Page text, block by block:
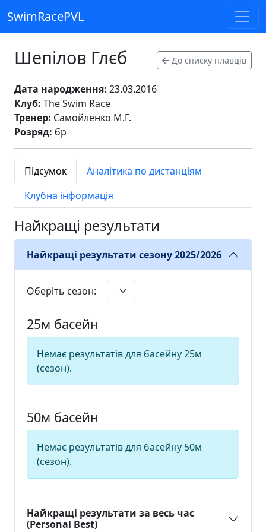
SwimRacePVL
Шепілов Глєб До списку плавців
Дата народження: 23.03.2016
Клуб: The Swim Race
Тренер: Самойленко М.Г.
Розряд: бр
Підсумок
Аналітика по дистанціям
Клубна інформація
Найкращі результати
Найкращі результати сезону 2025/2026
Оберіть сезон:
25м басейн
Немає результатів для басейну 25м
(сезон).
50м басейн
Немає результатів для басейну 50м
(сезон).
Найкращі результати за весь час
(Personal Best)